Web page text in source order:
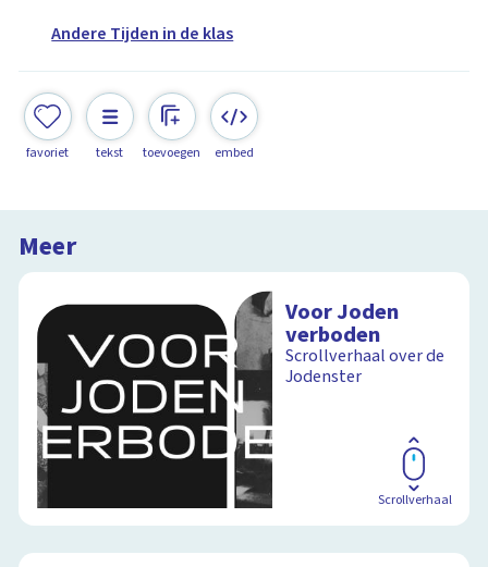
Andere Tijden in de klas
favoriet tekst toevoegen embed
Meer
Voor Joden
verboden
Scrollverhaal over de
Jodenster
Scrollverhaal